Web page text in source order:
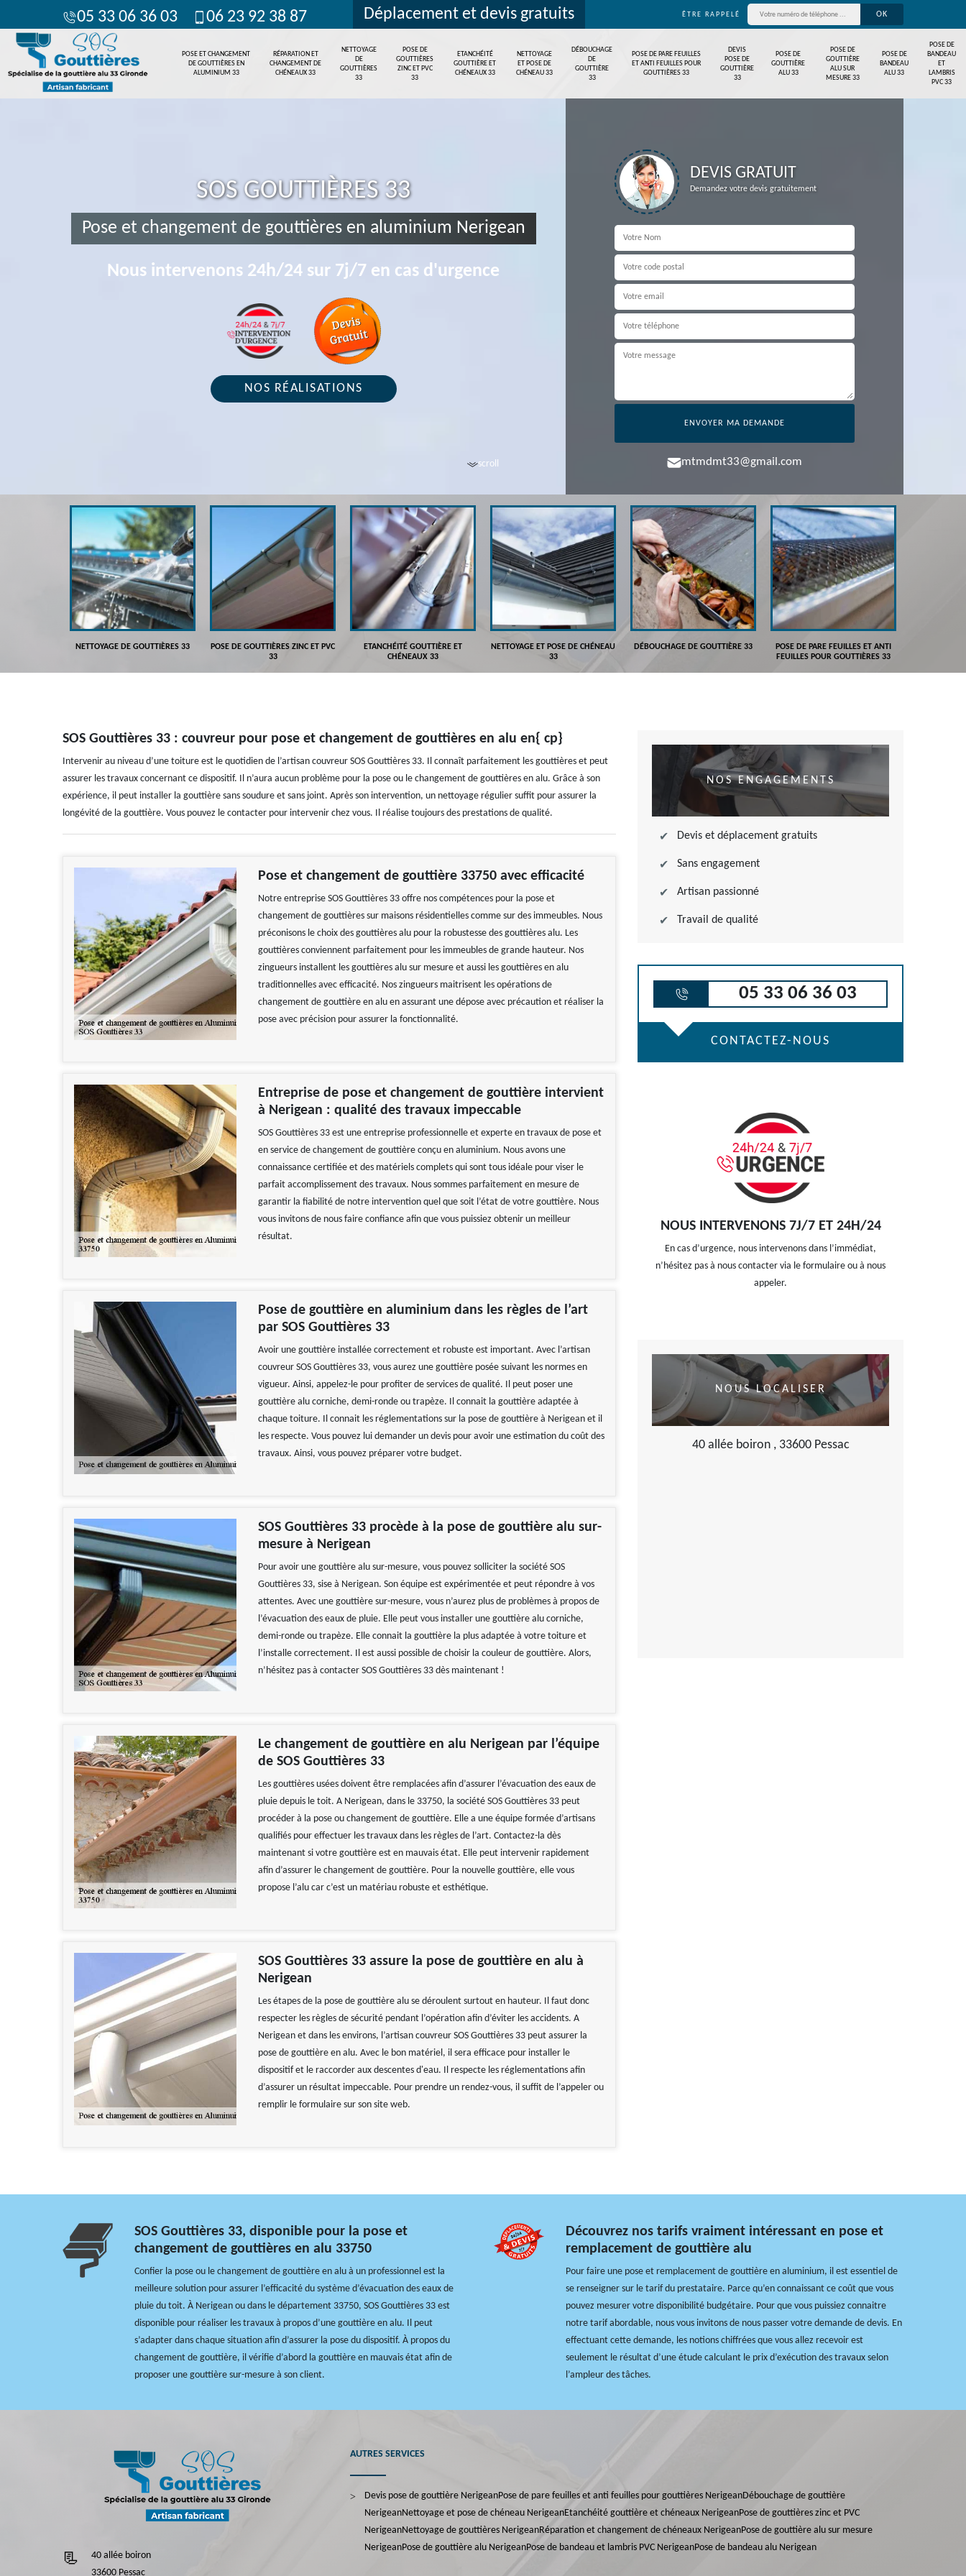
05 33 06 36 03 06 23 92 38 87 Déplacement et devis gratuits ÊTRE RAPPELÉ
POSE ET CHANGEMENT
DE GOUTTIÈRES EN
ALUMINIUM 33
RÉPARATION ET
CHANGEMENT DE
CHÉNEAUX 33
NETTOYAGE
DE
GOUTTIÈRES
33
POSE DE
GOUTTIÈRES
ZINC ET PVC
33
ETANCHÉITÉ
GOUTTIÈRE ET
CHÉNEAUX 33
NETTOYAGE
ET POSE DE
CHÉNEAU 33
DÉBOUCHAGE
DE
GOUTTIÈRE
33
POSE DE PARE FEUILLES
ET ANTI FEUILLES POUR
GOUTTIÈRES 33
DEVIS
POSE DE
GOUTTIÈRE
33
POSE DE
GOUTTIÈRE
ALU 33
POSE DE
GOUTTIÈRE
ALU SUR
MESURE 33
POSE DE
BANDEAU
ALU 33
POSE DE
BANDEAU
ET
LAMBRIS
PVC 33
scroll
SOS GOUTTIÈRES 33
Pose et changement de gouttières en aluminium Nerigean
Nous intervenons 24h/24 sur 7j/7 en cas d'urgence
NOS RÉALISATIONS
DEVIS GRATUIT
Demandez votre devis gratuitement
mtmdmt33@gmail.com
NETTOYAGE DE GOUTTIÈRES 33
POSE DE GOUTTIÈRES ZINC ET PVC
33
ETANCHÉITÉ GOUTTIÈRE ET
CHÉNEAUX 33
NETTOYAGE ET POSE DE CHÉNEAU
33
DÉBOUCHAGE DE GOUTTIÈRE 33
POSE DE PARE FEUILLES ET ANTI
FEUILLES POUR GOUTTIÈRES 33
SOS Gouttières 33 : couvreur pour pose et changement de gouttières en alu en{ cp}
Intervenir au niveau d’une toiture est le quotidien de l’artisan couvreur SOS Gouttières 33. Il connaît parfaitement les gouttières et peut
assurer les travaux concernant ce dispositif. Il n’aura aucun problème pour la pose ou le changement de gouttières en alu. Grâce à son
expérience, il peut installer la gouttière sans soudure et sans joint. Après son intervention, un nettoyage régulier suffit pour assurer la
longévité de la gouttière. Vous pouvez le contacter pour intervenir chez vous. Il réalise toujours des prestations de qualité.
Pose et changement de gouttière 33750 avec efficacité
Notre entreprise SOS Gouttières 33 offre nos compétences pour la pose et
changement de gouttières sur maisons résidentielles comme sur des immeubles. Nous
préconisons le choix des gouttières alu pour la robustesse des gouttières alu. Les
gouttières conviennent parfaitement pour les immeubles de grande hauteur. Nos
zingueurs installent les gouttières alu sur mesure et aussi les gouttières en alu
traditionnelles avec efficacité. Nos zingueurs maitrisent les opérations de
changement de gouttière en alu en assurant une dépose avec précaution et réaliser la
pose avec précision pour assurer la fonctionnalité.
Entreprise de pose et changement de gouttière intervient
à Nerigean : qualité des travaux impeccable
SOS Gouttières 33 est une entreprise professionnelle et experte en travaux de pose et
en service de changement de gouttière conçu en aluminium. Nous avons une
connaissance certifiée et des matériels complets qui sont tous idéale pour viser le
parfait accomplissement des travaux. Nous sommes parfaitement en mesure de
garantir la fiabilité de notre intervention quel que soit l’état de votre gouttière. Nous
vous invitons de nous faire confiance afin que vous puissiez obtenir un meilleur
résultat.
Pose de gouttière en aluminium dans les règles de l’art
par SOS Gouttières 33
Avoir une gouttière installée correctement et robuste est important. Avec l’artisan
couvreur SOS Gouttières 33, vous aurez une gouttière posée suivant les normes en
vigueur. Ainsi, appelez-le pour profiter de services de qualité. Il peut poser une
gouttière alu corniche, demi-ronde ou trapèze. Il connait la gouttière adaptée à
chaque toiture. Il connait les réglementations sur la pose de gouttière à Nerigean et il
les respecte. Vous pouvez lui demander un devis pour avoir une estimation du coût des
travaux. Ainsi, vous pouvez préparer votre budget.
SOS Gouttières 33 procède à la pose de gouttière alu sur-
mesure à Nerigean
Pour avoir une gouttière alu sur-mesure, vous pouvez solliciter la société SOS
Gouttières 33, sise à Nerigean. Son équipe est expérimentée et peut répondre à vos
attentes. Avec une gouttière sur-mesure, vous n’aurez plus de problèmes à propos de
l’évacuation des eaux de pluie. Elle peut vous installer une gouttière alu corniche,
demi-ronde ou trapèze. Elle connait la gouttière la plus adaptée à votre toiture et
l’installe correctement. Il est aussi possible de choisir la couleur de gouttière. Alors,
n’hésitez pas à contacter SOS Gouttières 33 dès maintenant !
Le changement de gouttière en alu Nerigean par l’équipe
de SOS Gouttières 33
Les gouttières usées doivent être remplacées afin d’assurer l’évacuation des eaux de
pluie depuis le toit. A Nerigean, dans le 33750, la société SOS Gouttières 33 peut
procéder à la pose ou changement de gouttière. Elle a une équipe formée d’artisans
qualifiés pour effectuer les travaux dans les règles de l’art. Contactez-la dès
maintenant si votre gouttière est en mauvais état. Elle peut intervenir rapidement
afin d’assurer le changement de gouttière. Pour la nouvelle gouttière, elle vous
propose l’alu car c’est un matériau robuste et esthétique.
SOS Gouttières 33 assure la pose de gouttière en alu à
Nerigean
Les étapes de la pose de gouttière alu se déroulent surtout en hauteur. Il faut donc
respecter les règles de sécurité pendant l’opération afin d’éviter les accidents. A
Nerigean et dans les environs, l’artisan couvreur SOS Gouttières 33 peut assurer la
pose de gouttière en alu. Avec le bon matériel, il sera efficace pour installer le
dispositif et le raccorder aux descentes d'eau. Il respecte les réglementations afin
d’assurer un résultat impeccable. Pour prendre un rendez-vous, il suffit de l’appeler ou
remplir le formulaire sur son site web.
NOS ENGAGEMENTS
Devis et déplacement gratuits
Sans engagement
Artisan passionné
Travail de qualité
05 33 06 36 03
CONTACTEZ-NOUS
NOUS INTERVENONS 7J/7 ET 24H/24
En cas d’urgence, nous intervenons dans l’immédiat,
n’hésitez pas à nous contacter via le formulaire ou à nous
appeler.
NOUS LOCALISER
40 allée boiron , 33600 Pessac
SOS Gouttières 33, disponible pour la pose et
changement de gouttières en alu 33750
Confier la pose ou le changement de gouttière en alu à un professionnel est la
meilleure solution pour assurer l’efficacité du système d’évacuation des eaux de
pluie du toit. À Nerigean ou dans le département 33750, SOS Gouttières 33 est
disponible pour réaliser les travaux à propos d’une gouttière en alu. Il peut
s’adapter dans chaque situation afin d’assurer la pose du dispositif. À propos du
changement de gouttière, il vérifie d’abord la gouttière en mauvais état afin de
proposer une gouttière sur-mesure à son client.
Découvrez nos tarifs vraiment intéressant en pose et
remplacement de gouttière alu
Pour faire une pose et remplacement de gouttière en aluminium, il est essentiel de
se renseigner sur le tarif du prestataire. Parce qu’en connaissant ce coût que vous
pouvez mesurer votre disponibilité budgétaire. Pour que vous puissiez connaitre
notre tarif abordable, nous vous invitons de nous passer votre demande de devis. En
effectuant cette demande, les notions chiffrées que vous allez recevoir est
seulement le résultat d’une étude calculant le prix d’exécution des travaux selon
l’ampleur des tâches.
40 allée boiron
33600 Pessac
AUTRES SERVICES
Devis pose de gouttière NerigeanPose de pare feuilles et anti feuilles pour gouttières NerigeanDébouchage de gouttière
NerigeanNettoyage et pose de chéneau NerigeanEtanchéité gouttière et chéneaux NerigeanPose de gouttières zinc et PVC
NerigeanNettoyage de gouttières NerigeanRéparation et changement de chéneaux NerigeanPose de gouttière alu sur mesure
NerigeanPose de gouttière alu NerigeanPose de bandeau et lambris PVC NerigeanPose de bandeau alu Nerigean